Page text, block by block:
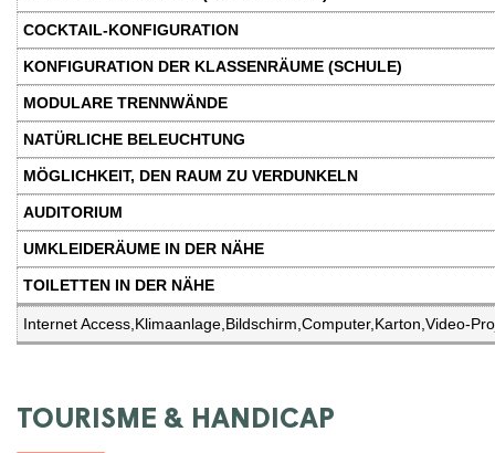
Internet Access,Klimaanlage,Bildschirm,Computer,Karton,Video-
TOURISME & HANDICAP